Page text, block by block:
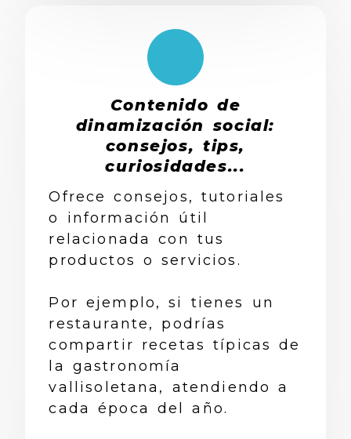
Contenido de
dinamización social:
consejos, tips,
curiosidades...
Ofrece consejos, tutoriales
o información útil
relacionada con tus
productos o servicios.
Por ejemplo, si tienes un
restaurante, podrías
compartir recetas típicas de
la gastronomía
vallisoletana, atendiendo a
cada época del año.